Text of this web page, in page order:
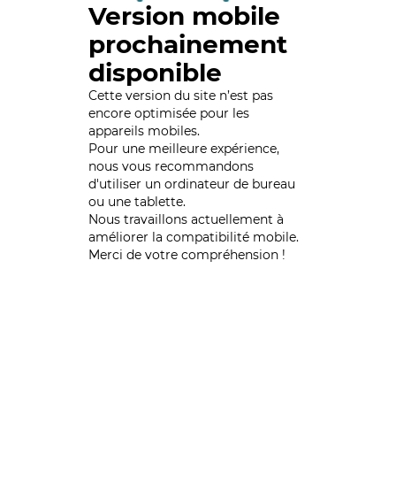
Version mobile
prochainement
disponible
Cette version du site n’est pas
encore optimisée pour les
appareils mobiles.
Pour une meilleure expérience,
nous vous recommandons
d'utiliser un ordinateur de bureau
ou une tablette.
Nous travaillons actuellement à
améliorer la compatibilité mobile.
Merci de votre compréhension !